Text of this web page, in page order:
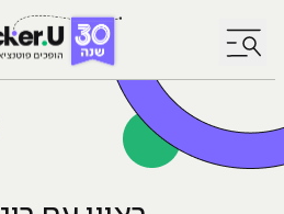
לחץ לפתיחת/סגירת תפריט